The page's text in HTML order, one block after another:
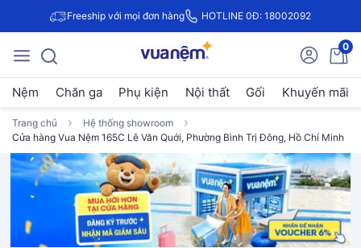
Freeship với mọi đơn hàng HOTLINE 0Đ: 18002092
0
Nệm Chăn ga Phụ kiện Nội thất Gối Khuyến mãi
Trang chủ
Hệ thống showroom
Cửa hàng Vua Nệm 165C Lê Văn Quới, Phường Bình Trị Đông, Hồ Chí Minh